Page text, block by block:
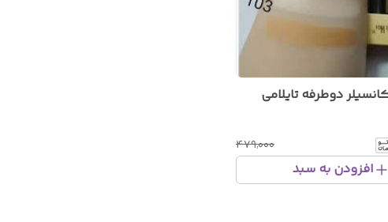
دوطرفه تایلامی
۴۷۹٬۰۰۰
افزودن به سبد